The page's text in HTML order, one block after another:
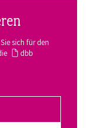
sich für den
dbb